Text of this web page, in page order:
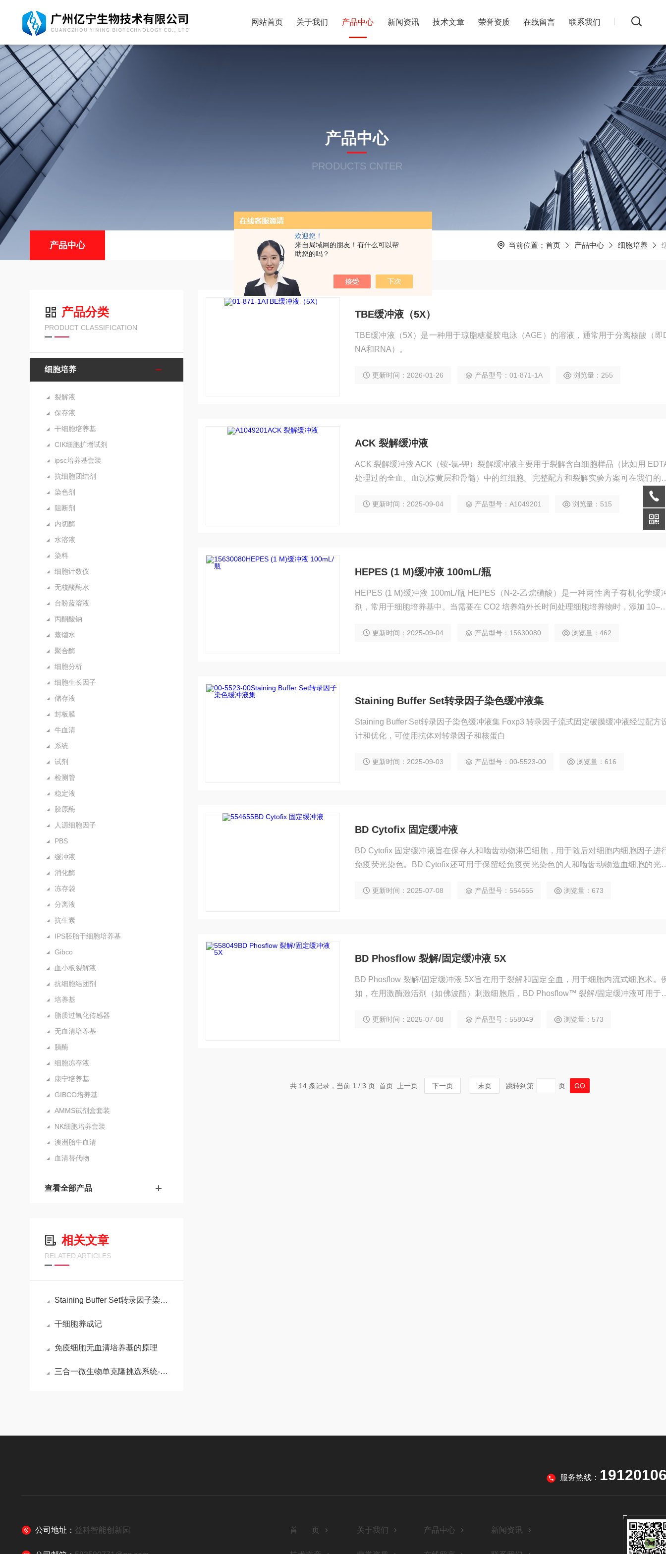
欢迎您！
来自局域网的朋友！有什么可以帮
助您的吗？
网站首页 关于我们 产品中心 新闻资讯 技术文章 荣誉资质 在线留言 联系我们
产品中心
PRODUCTS CNTER
产品中心 当前位置： 首页 产品中心 细胞培养
产品分类
PRODUCT CLASSIFICATION
细胞培养
裂解液
保存液
干细胞培养基
CIK细胞扩增试剂
ipsc培养基套装
抗细胞团结剂
染色剂
阻断剂
内切酶
水溶液
染料
细胞计数仪
无核酸酶水
台盼蓝溶液
丙酮酸钠
蒸馏水
聚合酶
细胞分析
细胞生长因子
储存液
封板膜
牛血清
系统
试剂
检测管
稳定液
胶原酶
人源细胞因子
PBS
缓冲液
消化酶
冻存袋
分离液
抗生素
IPS胚胎干细胞培养基
Gibco
血小板裂解液
抗细胞结团剂
培养基
脂质过氧化传感器
无血清培养基
胰酶
细胞冻存液
康宁培养基
GIBCO培养基
AMMS试剂盒套装
NK细胞培养套装
澳洲胎牛血清
血清替代物
查看全部产品
相关文章
RELATED ARTICLES
Staining Buffer Set转录因子染色缓冲液集的操作方法
干细胞养成记
免疫细胞无血清培养基的原理
三合一微生物单克隆挑选系统-英诺维尔
TBE缓冲液（5X）
TBE缓冲液（5X）是一种用于琼脂糖凝胶电泳（AGE）的溶液，通常用于分离核酸（即
NA和RNA）。
更新时间：2026-01-26 产品型号：01-871-1A 浏览量：255
ACK 裂解缓冲液
ACK 裂解缓冲液 ACK（铵-氯-钾）裂解缓冲液主要用于裂解含白细胞样品（比如用
处理过的全血、血沉棕黄层和骨髓）中的红细胞。完整配方和裂解实验方案可在我们的
更新时间：2025-09-04 产品型号：A1049201 浏览量：515
HEPES (1 M)缓冲液 100mL/瓶
HEPES (1 M)缓冲液 100mL/瓶 HEPES（N-2-乙烷磺酸）是一种两性离子有机化学缓冲
剂，常用于细胞培养基中。当需要在 CO2 培养箱外长时间处理细胞培养物时，添加
学和酶学稳定性、极低的可见光和紫外光吸光度等优点，因此是许多细胞培养系统的良
更新时间：2025-09-04 产品型号：15630080 浏览量：462
Staining Buffer Set转录因子染色缓冲液集
Staining Buffer Set转录因子染色缓冲液集 Foxp3 转录因子流式固定破膜缓冲液经过配方
计和优化，可使用抗体对转录因子和核蛋白
更新时间：2025-09-03 产品型号：00-5523-00 浏览量：616
BD Cytofix 固定缓冲液
BD Cytofix 固定缓冲液旨在保存人和啮齿动物淋巴细胞，用于随后对细胞内细胞因子进
免疫荧光染色。BD Cytofix还可用于保留经免疫荧光染色的人和啮齿动物造血细胞的光
更新时间：2025-07-08 产品型号：554655 浏览量：673
BD Phosflow 裂解/固定缓冲液 5X
BD Phosflow 裂解/固定缓冲液 5X旨在用于裂解和固定全血，用于细胞内流式细胞术。
如，在用激酶激活剂（如佛波酯）刺激细胞后，BD Phosflow™ 裂解/固定缓冲液可用于
更新时间：2025-07-08 产品型号：558049 浏览量：573
共 14 条记录，当前 1 / 3 页 首页 上一页 下一页 末页 跳转到第 页
服务热线：
公司地址： 益科智能创新园 首 页 关于我们 产品中心 新闻资讯